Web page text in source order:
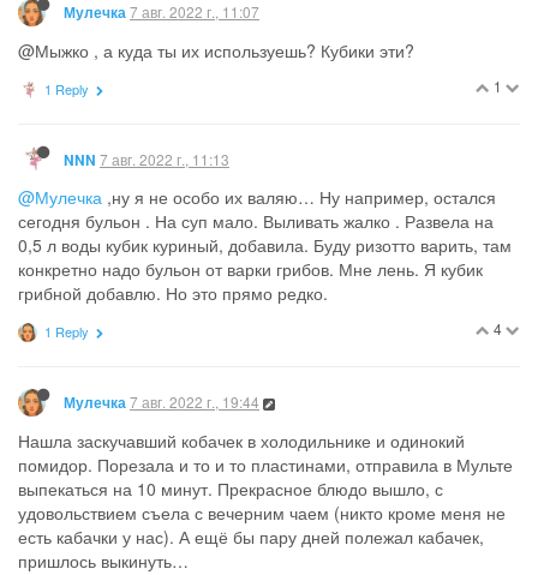
Мулечка7 авг. 2022 г., 11:07
@Мыжко , а куда ты их используешь? Кубики эти?
1
1 Reply
NNN 7 авг. 2022 г., 11:13
@Мулечка ,ну я не особо их валяю… Ну например, остался
сегодня бульон . На суп мало. Выливать жалко . Развела на
0,5 л воды кубик куриный, добавила. Буду ризотто варить, там
конкретно надо бульон от варки грибов. Мне лень. Я кубик
грибной добавлю. Но это прямо редко.
4
1 Reply
Мулечка7 авг. 2022 г., 19:44
Нашла заскучавший кобачек в холодильнике и одинокий
помидор. Порезала и то и то пластинами, отправила в Мульте
выпекаться на 10 минут. Прекрасное блюдо вышло, с
удовольствием съела с вечерним чаем (никто кроме меня не
есть кабачки у нас). А ещё бы пару дней полежал кабачек,
пришлось выкинуть…